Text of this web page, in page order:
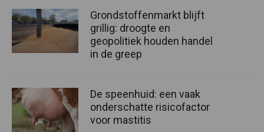
Grondstoffenmarkt blijft
grillig: droogte en
geopolitiek houden handel
in de greep
De speenhuid: een vaak
onderschatte risicofactor
voor mastitis